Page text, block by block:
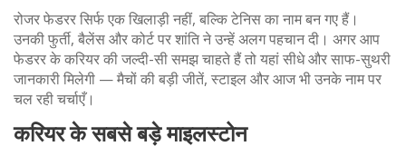
त
क
रोजर फेडरर सिर्फ एक खिलाड़ी नहीं, बल्कि टेनिस का नाम बन गए हैं।
उनकी फुर्ती, बैलेंस और कोर्ट पर शांति ने उन्हें अलग पहचान दी। अगर आप
फेडरर के करियर की जल्दी-सी समझ चाहते हैं तो यहां सीधे और साफ-सुथरी
जानकारी मिलेगी — मैचों की बड़ी जीतें, स्टाइल और आज भी उनके नाम पर
चल रही चर्चाएँ।
करियर के सबसे बड़े माइलस्टोन